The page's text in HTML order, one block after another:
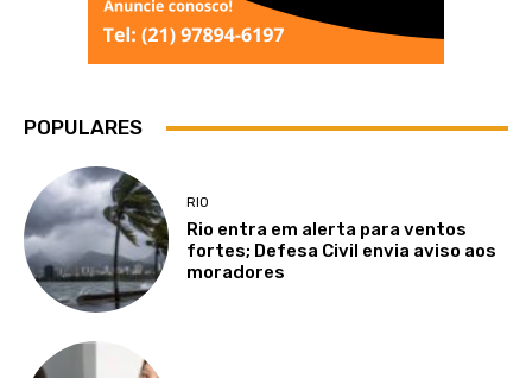
POPULARES
RIO
Rio entra em alerta para ventos
fortes; Defesa Civil envia aviso aos
moradores